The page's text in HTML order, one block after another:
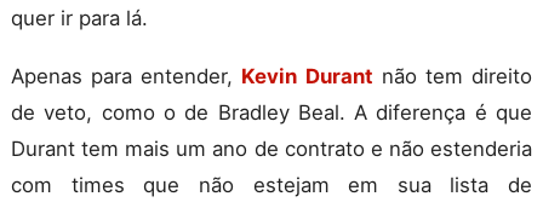
quer ir para lá.
Apenas para entender, Kevin Durant não tem direito
de veto, como o de Bradley Beal. A diferença é que
Durant tem mais um ano de contrato e não estenderia
com times que não estejam em sua lista de